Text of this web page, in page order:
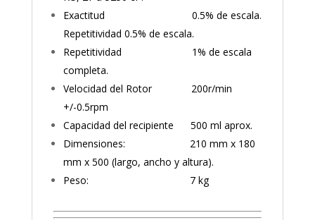
Exactitud 0.5% de escala.
Repetitividad 0.5% de escala.
Repetitividad 1% de escala
completa.
Velocidad del Rotor 200r/min
+/-0.5rpm
Capacidad del recipiente 500 ml aprox.
Dimensiones: 210 mm x 180
mm x 500 (largo, ancho y altura).
Peso: 7 kg